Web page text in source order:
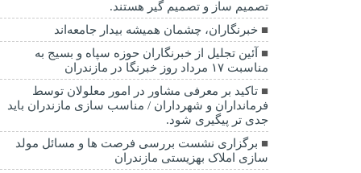
تصمیم ساز و تصمیم گیر هستند.
خبرنگاران، چشمان همیشه بیدار جامعه‌اند
آئین تجلیل از خبرنگاران حوزه سپاه و بسیج به
مناسبت ۱۷ مرداد روز خبرنگا در مازندران
تاکید بر معرفی مشاور در امور معلولان توسط
فرمانداران و شهرداران / مناسب سازی مازندران باید
جدی تر پیگیری شود.
برگزاری نشست بررسی فرصت ها و مسائل مولد
سازی املاک بهزیستی مازندران